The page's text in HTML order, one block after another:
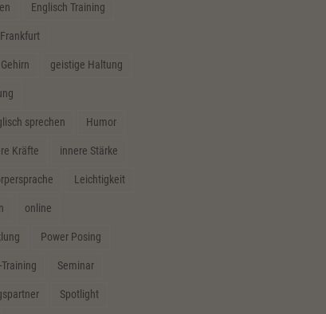
Englisch Training
Frankfurt
Gehirn geistige Haltung
sprechen Humor
Kräfte innere Stärke
Leichtigkeit
online
Power Posing
Seminar
Spotlight